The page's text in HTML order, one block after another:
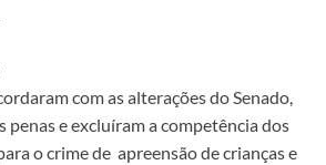
com as alterações do Senado,
penas e excluíram a competência dos
o crime de apreensão de crianças e